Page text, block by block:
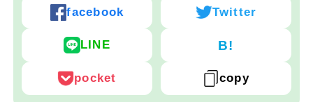
facebook Twitter
LINE B!
pocket copy